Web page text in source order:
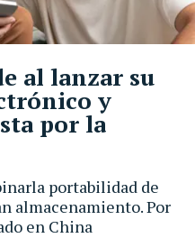
portabilidad de
almacenamiento. Por
en China
al lanzar su
y
por la